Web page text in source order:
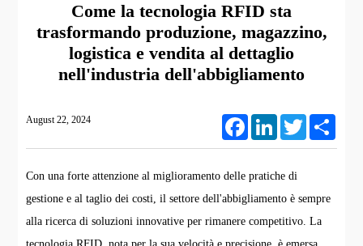
Come la tecnologia RFID sta
trasformando produzione, magazzino,
logistica e vendita al dettaglio
nell'industria dell'abbigliamento
August 22, 2024 FacebookLinkedIn Twitter
Con una forte attenzione al miglioramento delle pratiche di
gestione e al taglio dei costi, il settore dell'abbigliamento è sempre
alla ricerca di soluzioni innovative per rimanere competitivo. La